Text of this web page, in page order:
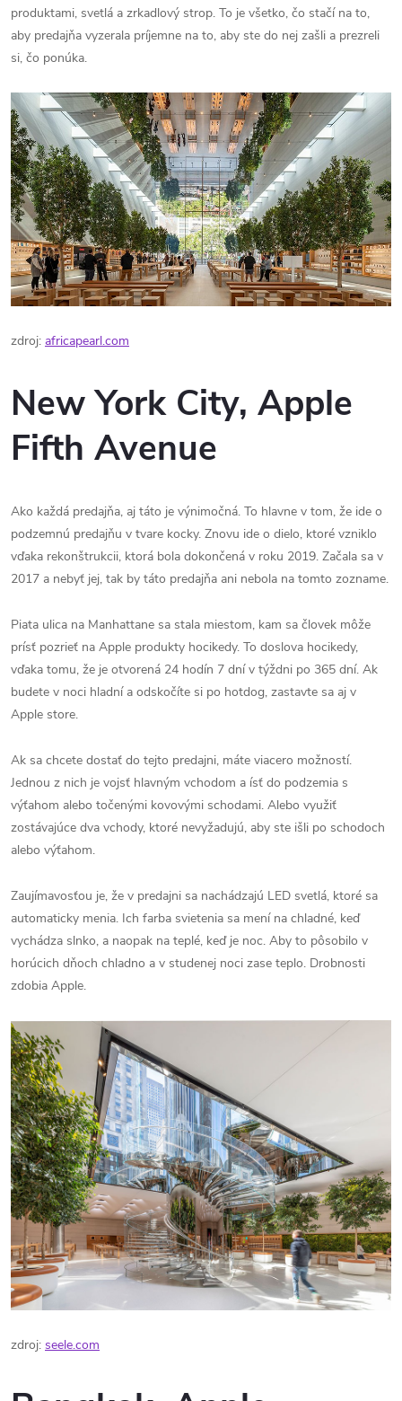
produktami, svetlá a zrkadlový strop. To je všetko, čo stačí na to,
aby predajňa vyzerala príjemne na to, aby ste do nej zašli a prezreli
si, čo ponúka.
zdroj: africapearl.com
New York City, Apple
Fifth Avenue
Ako každá predajňa, aj táto je výnimočná. To hlavne v tom, že ide o
podzemnú predajňu v tvare kocky. Znovu ide o dielo, ktoré vzniklo
vďaka rekonštrukcii, ktorá bola dokončená v roku 2019. Začala sa v
2017 a nebyť jej, tak by táto predajňa ani nebola na tomto zozname.
Piata ulica na Manhattane sa stala miestom, kam sa človek môže
prísť pozrieť na Apple produkty hocikedy. To doslova hocikedy,
vďaka tomu, že je otvorená 24 hodín 7 dní v týždni po 365 dní. Ak
budete v noci hladní a odskočíte si po hotdog, zastavte sa aj v
Apple store.
Ak sa chcete dostať do tejto predajni, máte viacero možností.
Jednou z nich je vojsť hlavným vchodom a ísť do podzemia s
výťahom alebo točenými kovovými schodami. Alebo využiť
zostávajúce dva vchody, ktoré nevyžadujú, aby ste išli po schodoch
alebo výťahom.
Zaujímavosťou je, že v predajni sa nachádzajú LED svetlá, ktoré sa
automaticky menia. Ich farba svietenia sa mení na chladné, keď
vychádza slnko, a naopak na teplé, keď je noc. Aby to pôsobilo v
horúcich dňoch chladno a v studenej noci zase teplo. Drobnosti
zdobia Apple.
zdroj: seele.com